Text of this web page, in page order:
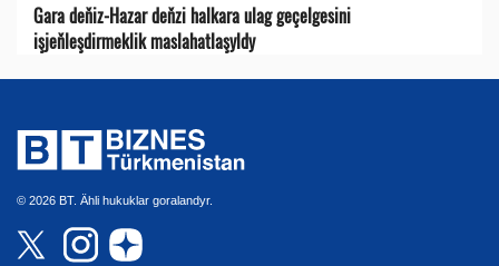
Gara deňiz-Hazar deňzi halkara ulag geçelgesini
işjeňleşdirmeklik maslahatlaşyldy
© 2026 BT. Ähli hukuklar goralandyr.